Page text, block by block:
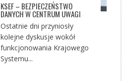
KSEF – BEZPIECZEŃSTWO
DANYCH W CENTRUM UWAGI
Ostatnie dni przyniosły
kolejne dyskusje wokół
funkcjonowania Krajowego
Systemu...